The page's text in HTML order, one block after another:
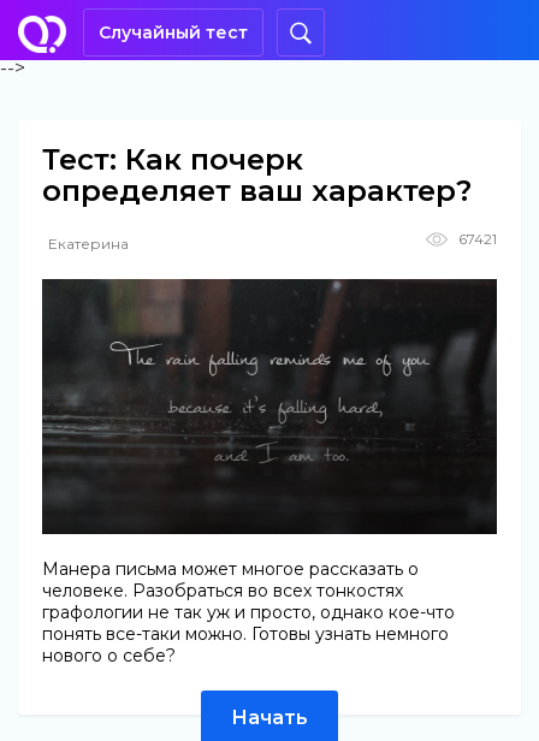
Случайный тест
-->
Тест: Как почерк
определяет ваш характер?
Екатерина 67421
Манера письма может многое рассказать о
человеке. Разобраться во всех тонкостях
графологии не так уж и просто, однако кое-что
понять все-таки можно. Готовы узнать немного
нового о себе?
Начать